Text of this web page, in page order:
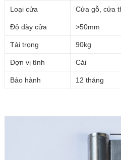
Loại cửa Cửa gỗ, cửa
Độ dày cửa >50mm
Tải trọng 90kg
Đợn vị tính Cái
Bảo hành 12 tháng